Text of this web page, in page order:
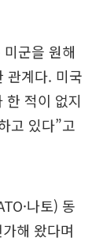
군을 원해
관계다. 미국
한 적이 없지
고 있다”고
나토) 동
해 왔다며